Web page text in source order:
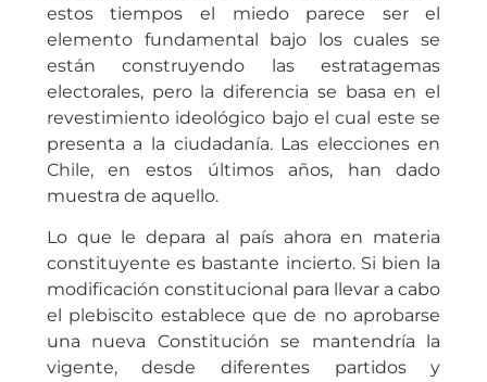
estos tiempos el miedo parece ser el
elemento fundamental bajo los cuales se
están construyendo las estratagemas
electorales, pero la diferencia se basa en el
revestimiento ideológico bajo el cual este se
presenta a la ciudadanía. Las elecciones en
Chile, en estos últimos años, han dado
muestra de aquello.
Lo que le depara al país ahora en materia
constituyente es bastante incierto. Si bien la
modificación constitucional para llevar a cabo
el plebiscito establece que de no aprobarse
una nueva Constitución se mantendría la
vigente, desde diferentes partidos y